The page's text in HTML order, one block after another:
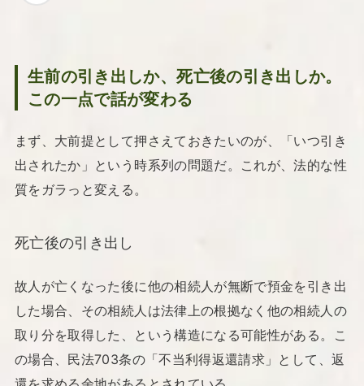
生前の引き出しか、死亡後の引き出しか。
この一点で話が変わる
まず、大前提として押さえておきたいのが、「いつ引き
出されたか」という時系列の問題だ。これが、法的な性
質をガラっと変える。
死亡後の引き出し
故人が亡くなった後に他の相続人が無断で預金を引き出
した場合、その相続人は法律上の根拠なく他の相続人の
取り分を取得した、という構造になる可能性がある。こ
の場合、民法703条の「不当利得返還請求」として、返